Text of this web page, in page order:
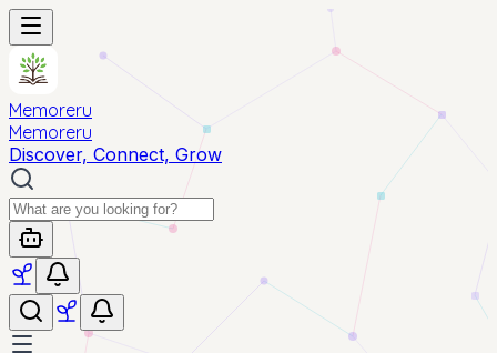
Memoreru
Memoreru
Discover, Connect, Grow